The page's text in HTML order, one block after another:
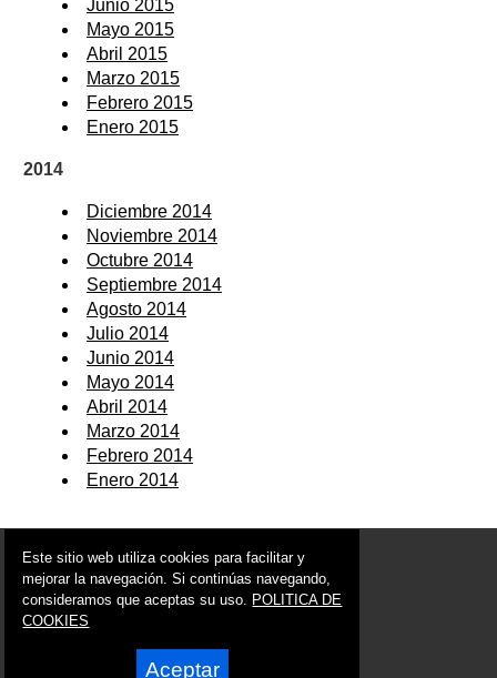
Junio 2015
Mayo 2015
Abril 2015
Marzo 2015
Febrero 2015
Enero 2015
2014
Diciembre 2014
Noviembre 2014
Octubre 2014
Septiembre 2014
Agosto 2014
Julio 2014
Junio 2014
Mayo 2014
Abril 2014
Marzo 2014
Febrero 2014
Enero 2014
© 2006 - 2026 Portal de Murcia Noticias
info@portaldemurcia.es
Síguenos en:
Este sitio web utiliza cookies para facilitar y
mejorar la navegación. Si continúas navegando,
consideramos que aceptas su uso. POLITICA DE
COOKIES
Aceptar